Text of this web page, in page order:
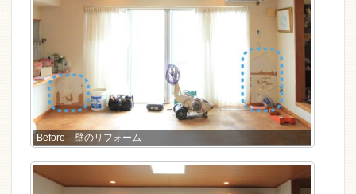
Before 壁のリフォーム